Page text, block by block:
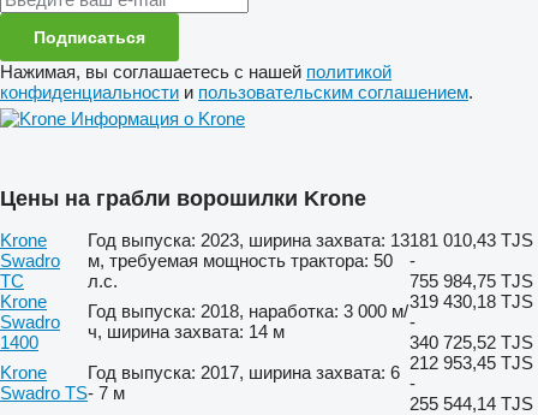
Подписаться
Нажимая, вы соглашаетесь с нашей политикой
конфиденциальности и пользовательским соглашением.
Информация о Krone
Цены на грабли ворошилки Krone
Krone
Swadro
TC
Год выпуска: 2023, ширина захвата: 13
м, требуемая мощность трактора: 50
л.с.
181 010,43 TJS
-
755 984,75 TJS
Krone
Swadro
1400
Год выпуска: 2018, наработка: 3 000 м/
ч, ширина захвата: 14 м
319 430,18 TJS
-
340 725,52 TJS
Krone
Swadro TS
Год выпуска: 2017, ширина захвата: 6
- 7 м
212 953,45 TJS
-
255 544,14 TJS